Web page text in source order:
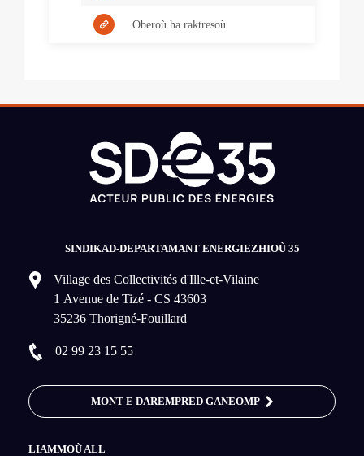
Oberoù ha raktresoù
SINDIKAD-DEPARTAMANT ENERGIEZHIOÙ 35
Village des Collectivités d'Ille-et-Vilaine
1 Avenue de Tizé - CS 43603
35236 Thorigné-Fouillard
02 99 23 15 55
MONT E DAREMPRED GANEOMP
LIAMMOÙ ALL